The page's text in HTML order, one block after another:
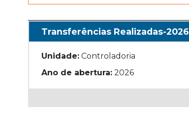
Transferências Realizadas-2026
Unidade: Controladoria
Ano de abertura: 2026